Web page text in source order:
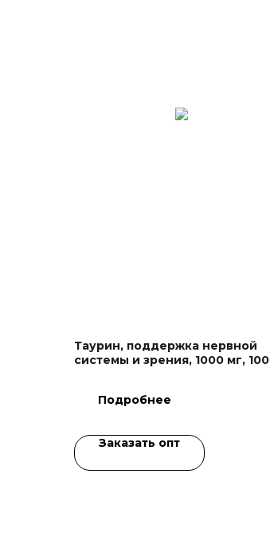
Таурин, поддержка нервной
системы и зрения, 1000 мг, 100
Подробнее
Заказать опт